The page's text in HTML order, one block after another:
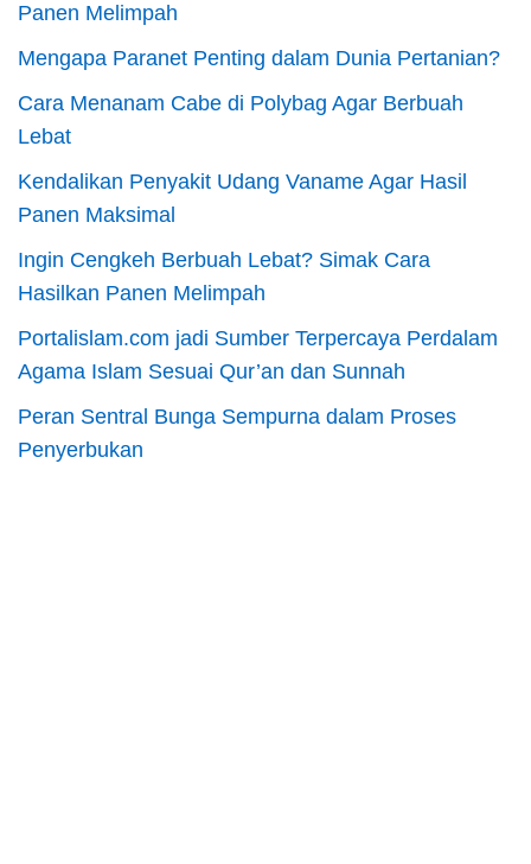
Panen Melimpah
Mengapa Paranet Penting dalam Dunia Pertanian?
Cara Menanam Cabe di Polybag Agar Berbuah
Lebat
Kendalikan Penyakit Udang Vaname Agar Hasil
Panen Maksimal
Ingin Cengkeh Berbuah Lebat? Simak Cara
Hasilkan Panen Melimpah
Portalislam.com jadi Sumber Terpercaya Perdalam
Agama Islam Sesuai Qur’an dan Sunnah
Peran Sentral Bunga Sempurna dalam Proses
Penyerbukan